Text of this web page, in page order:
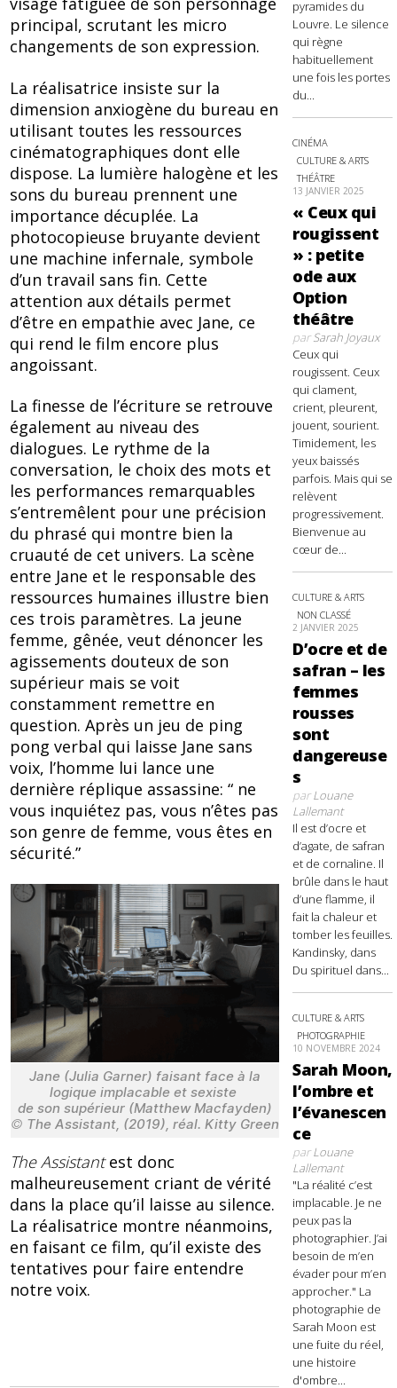
principal, scrutant les micro
changements de son expression.
La réalisatrice insiste sur la
dimension anxiogène du bureau en
utilisant toutes les ressources
cinématographiques dont elle
dispose. La lumière halogène et les
sons du bureau prennent une
importance décuplée. La
photocopieuse bruyante devient
une machine infernale, symbole
d’un travail sans fin. Cette
attention aux détails permet
d’être en empathie avec Jane, ce
qui rend le film encore plus
angoissant.
La finesse de l’écriture se retrouve
également au niveau des
dialogues. Le rythme de la
conversation, le choix des mots et
les performances remarquables
s’entremêlent pour une précision
du phrasé qui montre bien la
cruauté de cet univers. La scène
entre Jane et le responsable des
ressources humaines illustre bien
ces trois paramètres. La jeune
femme, gênée, veut dénoncer les
agissements douteux de son
supérieur mais se voit
constamment remettre en
question. Après un jeu de ping
pong verbal qui laisse Jane sans
voix, l’homme lui lance une
dernière réplique assassine: “ ne
vous inquiétez pas, vous n’êtes pas
son genre de femme, vous êtes en
sécurité.”
Jane (Julia Garner) faisant face à la
logique implacable et sexiste
de son supérieur (Matthew Macfayden)
© The Assistant, (2019), réal. Kitty Green
The Assistantest donc
malheureusement criant de vérité
dans la place qu’il laisse au silence.
La réalisatrice montre néanmoins,
en faisant ce film, qu’il existe des
tentatives pour faire entendre
notre voix.
pyramides du
Louvre. Le silence
qui règne
habituellement
une fois les portes
du...
CINÉMA
CULTURE & ARTS
THÉÂTRE
13 JANVIER 2025
« Ceux qui
rougissent
» : petite
ode aux
Option
théâtre
parSarah Joyaux
Ceux qui
rougissent. Ceux
qui clament,
crient, pleurent,
jouent, sourient.
Timidement, les
yeux baissés
parfois. Mais qui se
relèvent
progressivement.
Bienvenue au
cœur de...
CULTURE & ARTS
NON CLASSÉ
2 JANVIER 2025
D’ocre et de
safran – les
femmes
rousses
sont
dangereuse
s
parLouane
Lallemant
Il est d’ocre et
d’agate, de safran
et de cornaline. Il
brûle dans le haut
d’une flamme, il
fait la chaleur et
tomber les feuilles.
Kandinsky, dans
Du spirituel dans...
CULTURE & ARTS
PHOTOGRAPHIE
10 NOVEMBRE 2024
Sarah Moon,
l’ombre et
l’évanescen
ce
parLouane
Lallemant
"La réalité c’est
implacable. Je ne
peux pas la
photographier. J’ai
besoin de m’en
évader pour m’en
approcher." La
photographie de
Sarah Moon est
une fuite du réel,
une histoire
d'ombre...